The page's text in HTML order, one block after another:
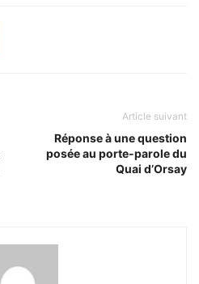
Article suivant
Réponse à une question
posée au porte-parole du
Quai d’Orsay